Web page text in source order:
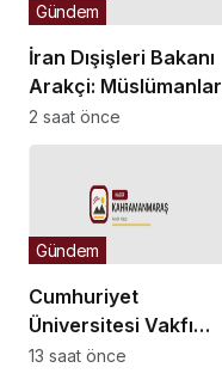
İran Dışişleri Bakanı
Arakçi: Müslümanlar
birlikte durduğunda
her türlü tehditle
Gündem
2 saat önce
Cumhuriyet
Üniversitesi Vakfı
Okulları
Gündem
13 saat önce